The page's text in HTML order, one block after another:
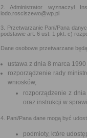
2. Administrator wyznaczył
iodo.rosciszewo@wp.pl
3. Przetwarzanie Pani/Pana
podstawie art. 6 ust. 1 pkt. c)
Dane osobowe przetwarzane
ustawa z dnia 8 marca
rozporządzenie rady
wniosków,
rozporządzenie z
oraz instrukcji w
4. Pani/Pana dane mogą być
podmioty, które